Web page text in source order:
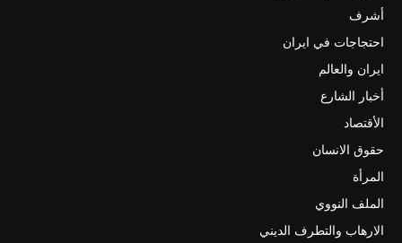
أشرف
احتجاجات في ايران
ايران والعالم
أخبار الشارع
الأقتصاد
حقوق الانسان
المرأة
الملف النووي
الارهاب والتطرف الديني